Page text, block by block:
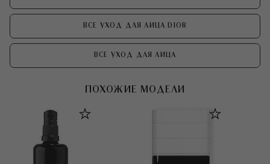
ВСЕ УХОД ДЛЯ ЛИЦА DIOR
ВСЕ УХОД ДЛЯ ЛИЦА
ПОХОЖИЕ МОДЕЛИ